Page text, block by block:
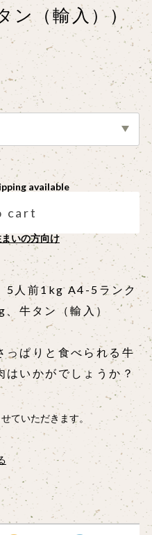
ン（輸入））
available
cart
いの方向け
5人前1kg A4-5ランク
牛タン（輸入）
っぱりと食べられる牛
はいかがでしょうか？
ていただきます。